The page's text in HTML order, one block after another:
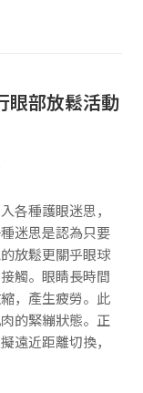
眼部放鬆活動
各種護眼迷思，
迷思是認為只要
放鬆更關乎眼球
觸。眼睛長時間
，產生疲勞。此
的緊繃狀態。正
遠近距離切換，